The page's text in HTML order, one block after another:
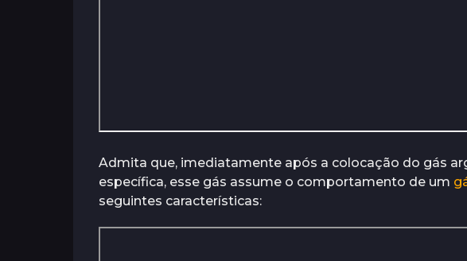
Admita que, imediatamente após a colocação do gás
específica, esse gás assume o comportamento de um
seguintes características: